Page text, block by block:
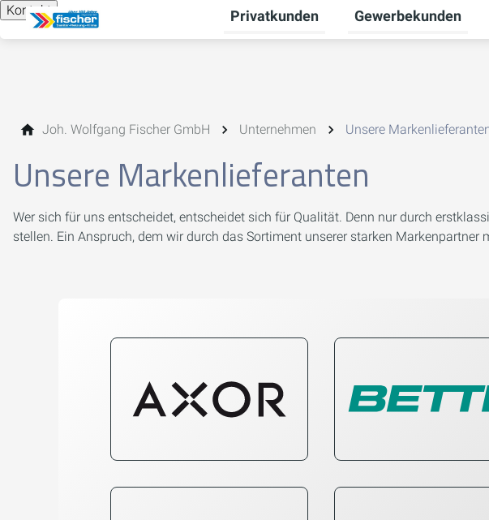
Kontakt Privatkunden
Untermenü für
Gewerbekunden
Joh. Wolfgang Fischer GmbH Unternehmen Unsere
Unsere Markenlieferanten
Wer sich für uns entscheidet, entscheidet sich für Qualität. Denn nur durch
stellen. Ein Anspruch, dem wir durch das Sortiment unserer starken